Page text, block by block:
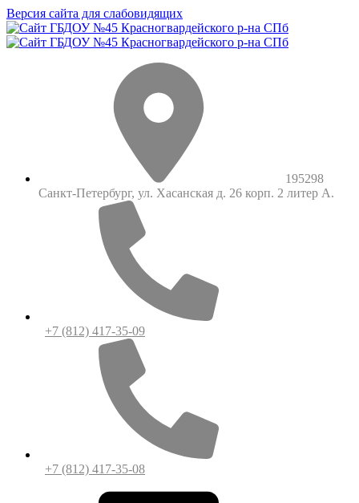
Версия сайта для слабовидящих
195298
Санкт-Петербург, ул. Хасанская д. 26 корп. 2 литер А.
+7 (812) 417-35-09
+7 (812) 417-35-08